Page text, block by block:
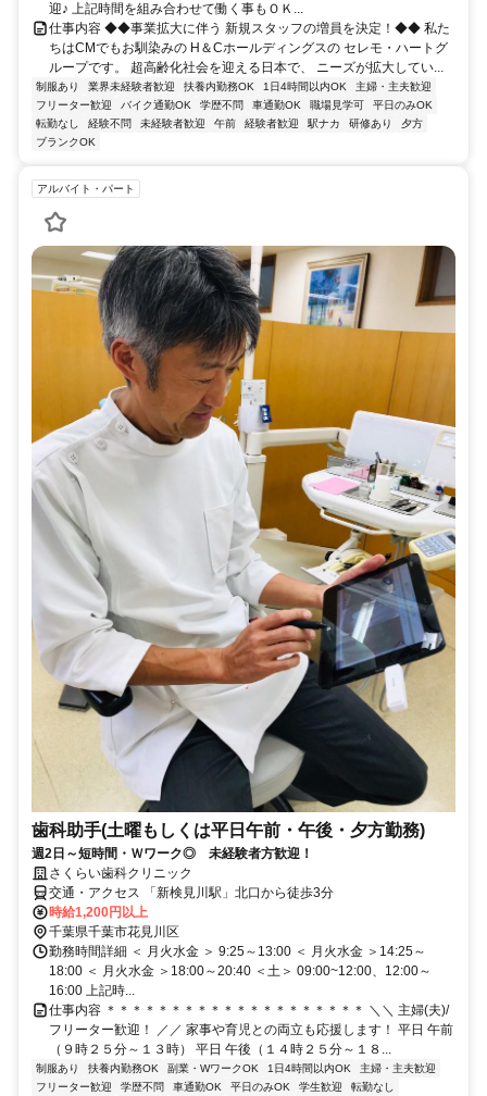
迎♪ 上記時間を組み合わせて働く事もＯＫ...
仕事内容 ◆◆事業拡大に伴う 新規スタッフの増員を決定！◆◆ 私た
ちはCMでもお馴染みの H＆Cホールディングスの セレモ・ハートグ
ループです。 超高齢化社会を迎える日本で、 ニーズが拡大してい...
制服あり 業界未経験者歓迎 扶養内勤務OK 1日4時間以内OK
主婦・主夫歓迎
フリーター歓迎
バイク通勤OK 学歴不問 車通勤OK 職場見学可
平日のみOK
転勤なし
経験不問 未経験者歓迎 午前 経験者歓迎 駅ナカ 研修あり
夕方
ブランクOK
アルバイト・パート
歯科助手(土曜もしくは平日午前・午後・夕方勤務)
週2日～短時間・Ｗワーク◎ 未経験者方歓迎！
さくらい歯科クリニック
交通・アクセス 「新検見川駅」北口から徒歩3分
時給1,200円以上
千葉県千葉市花見川区
勤務時間詳細 ＜ 月火水金 ＞ 9:25～13:00 ＜ 月火水金 ＞14:25～
18:00 ＜ 月火水金 ＞18:00～20:40 ＜土＞ 09:00~12:00、12:00～
16:00 上記時...
仕事内容 ＊＊＊＊＊＊＊＊＊＊＊＊＊＊＊＊＊＊＊＊ ＼＼ 主婦(夫)/
フリーター歓迎！ ／／ 家事や育児との両立も応援します！ 平日 午前
（９時２５分～１３時） 平日 午後（１４時２５分～１８...
制服あり 扶養内勤務OK 副業・WワークOK 1日4時間以内OK
主婦・主夫歓迎
フリーター歓迎
学歴不問 車通勤OK 平日のみOK 学生歓迎 転勤なし